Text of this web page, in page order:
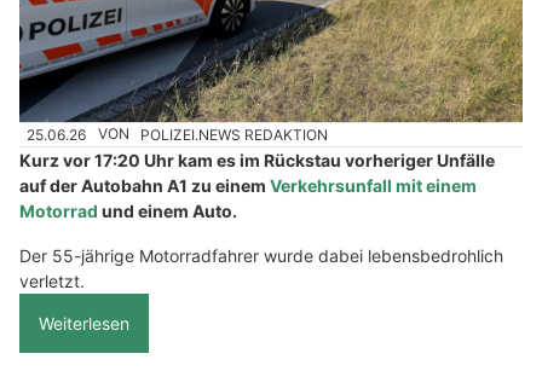
25.06.26 VON POLIZEI.NEWS REDAKTION
Kurz vor 17:20 Uhr kam es im Rückstau vorheriger Unfälle
auf der Autobahn A1 zu einem Verkehrsunfall mit einem
Motorrad und einem Auto.
Der 55-jährige Motorradfahrer wurde dabei lebensbedrohlich
verletzt.
Weiterlesen